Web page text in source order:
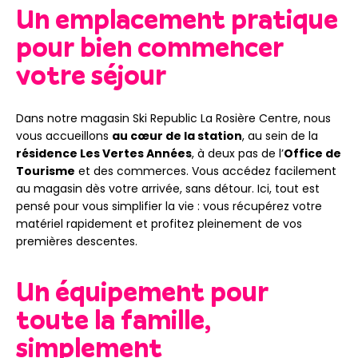
Un emplacement pratique
pour bien commencer
votre séjour
Dans notre magasin Ski Republic La Rosière Centre, nous
vous accueillons au cœur de la station, au sein de la
résidence Les Vertes Années, à deux pas de l’Office de
Tourisme et des commerces. Vous accédez facilement
au magasin dès votre arrivée, sans détour. Ici, tout est
pensé pour vous simplifier la vie : vous récupérez votre
matériel rapidement et profitez pleinement de vos
premières descentes.
Un équipement pour
toute la famille,
simplement